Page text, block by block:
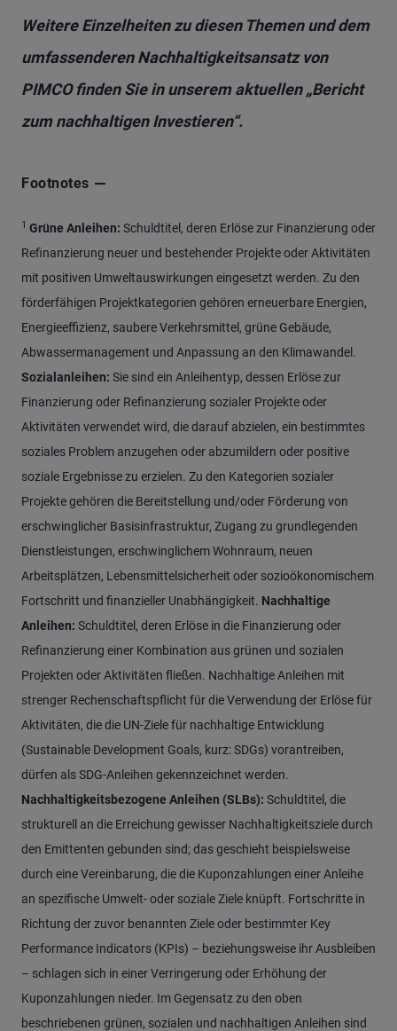
Weitere Einzelheiten zu diesen Themen und dem
umfassenderen Nachhaltigkeitsansatz von
PIMCO finden Sie in unserem aktuellen „Bericht
zum nachhaltigen Investieren“.
Footnotes
1 Grüne Anleihen: Schuldtitel, deren Erlöse zur Finanzierung oder
Refinanzierung neuer und bestehender Projekte oder Aktivitäten
mit positiven Umweltauswirkungen eingesetzt werden. Zu den
förderfähigen Projektkategorien gehören erneuerbare Energien,
Energieeffizienz, saubere Verkehrsmittel, grüne Gebäude,
Abwassermanagement und Anpassung an den Klimawandel.
Sozialanleihen: Sie sind ein Anleihentyp, dessen Erlöse zur
Finanzierung oder Refinanzierung sozialer Projekte oder
Aktivitäten verwendet wird, die darauf abzielen, ein bestimmtes
soziales Problem anzugehen oder abzumildern oder positive
soziale Ergebnisse zu erzielen. Zu den Kategorien sozialer
Projekte gehören die Bereitstellung und/oder Förderung von
erschwinglicher Basisinfrastruktur, Zugang zu grundlegenden
Dienstleistungen, erschwinglichem Wohnraum, neuen
Arbeitsplätzen, Lebensmittelsicherheit oder sozioökonomischem
Fortschritt und finanzieller Unabhängigkeit. Nachhaltige
Anleihen: Schuldtitel, deren Erlöse in die Finanzierung oder
Refinanzierung einer Kombination aus grünen und sozialen
Projekten oder Aktivitäten fließen. Nachhaltige Anleihen mit
strenger Rechenschaftspflicht für die Verwendung der Erlöse für
Aktivitäten, die die UN-Ziele für nachhaltige Entwicklung
(Sustainable Development Goals, kurz: SDGs) vorantreiben,
dürfen als SDG-Anleihen gekennzeichnet werden.
Nachhaltigkeitsbezogene Anleihen (SLBs): Schuldtitel, die
strukturell an die Erreichung gewisser Nachhaltigkeitsziele durch
den Emittenten gebunden sind; das geschieht beispielsweise
durch eine Vereinbarung, die die Kuponzahlungen einer Anleihe
an spezifische Umwelt- oder soziale Ziele knüpft. Fortschritte in
Richtung der zuvor benannten Ziele oder bestimmter Key
Performance Indicators (KPIs) – beziehungsweise ihr Ausbleiben
– schlagen sich in einer Verringerung oder Erhöhung der
Kuponzahlungen nieder. Im Gegensatz zu den oben
beschriebenen grünen, sozialen und nachhaltigen Anleihen sind